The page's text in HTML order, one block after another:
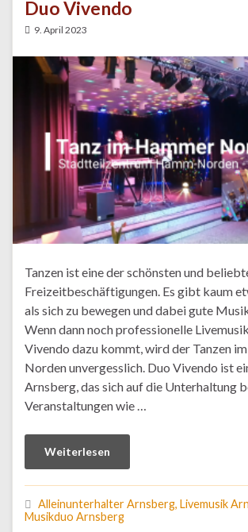
Duo Vivendo
9. April 2023
Tanzen ist eine der schönsten und
Freizeitbeschäftigungen. Es gibt kaum
als sich zu bewegen und dabei gute
Wenn dann noch professionelle
Vivendo dazu kommt, wird der Tanzen
Norden unvergesslich. Duo Vivendo ist
Arnsberg, das sich auf die Unterhaltung
Veranstaltungen wie …
Weiterlesen
Alleinunterhalter Arnsberg, Livemusik
Musikduo Arnsberg